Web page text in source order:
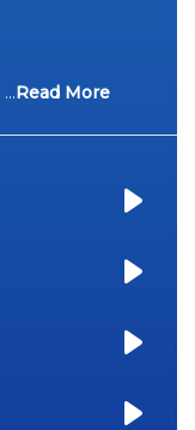
...Read More